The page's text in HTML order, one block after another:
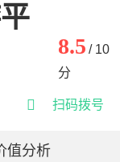
8.5 / 10
分
 扫码拨号
值分析